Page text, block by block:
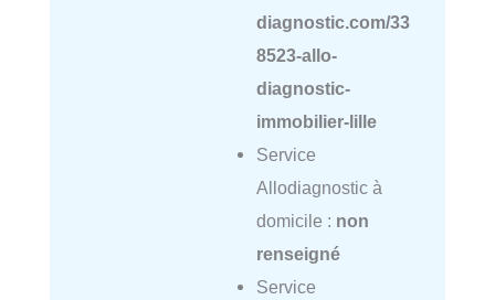
diagnostic.com/33
8523-allo-
diagnostic-
immobilier-lille
Service
Allodiagnostic à
domicile : non
renseigné
Service